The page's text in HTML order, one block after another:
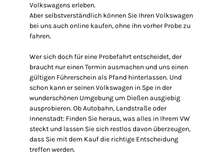
Volkswagens erleben.
Aber selbstverständlich können Sie Ihren Volkswagen
bei uns auch online kaufen, ohne ihn vorher Probe zu
fahren.
Wer sich doch für eine Probefahrt entscheidet, der
braucht nur einen Termin ausmachen und uns einen
gültigen Führerschein als Pfand hinterlassen. Und
schon kann er seinen Volkswagen in Spe in der
wunderschönen Umgebung um Dießen ausgiebig
ausprobieren. Ob Autobahn, Landstraße oder
Innenstadt: Finden Sie heraus, was alles in Ihrem VW
steckt und lassen Sie sich restlos davon überzeugen,
dass Sie mit dem Kauf die richtige Entscheidung
treffen werden.